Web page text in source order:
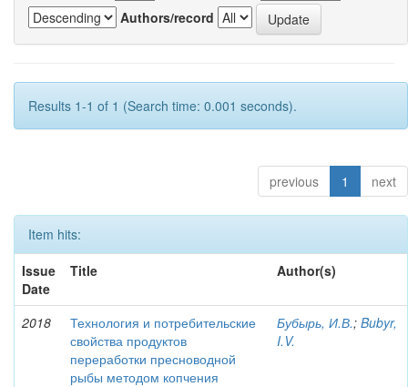
Authors/record
Results 1-1 of 1 (Search time: 0.001 seconds).
previous 1 next
Item hits:
Issue
Date
Title Author(s)
2018
Технология и потребительские
свойства продуктов
переработки пресноводной
рыбы методом копчения
Бубырь, И.В.; Bubyr,
I.V.